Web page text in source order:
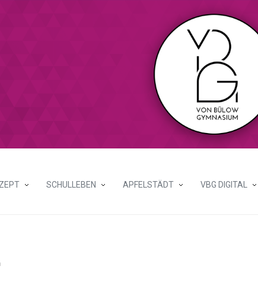
SCHULLEBEN APFELSTÄDT VBG DIGITAL